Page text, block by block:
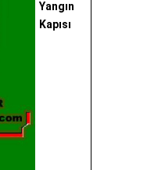
Yangın
Kapısı